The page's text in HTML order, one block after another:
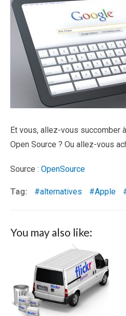
Et vous, allez-vous succomber
Open Source ? Ou allez-vous
Source : OpenSource
Tag: alternatives Apple
You may also like: